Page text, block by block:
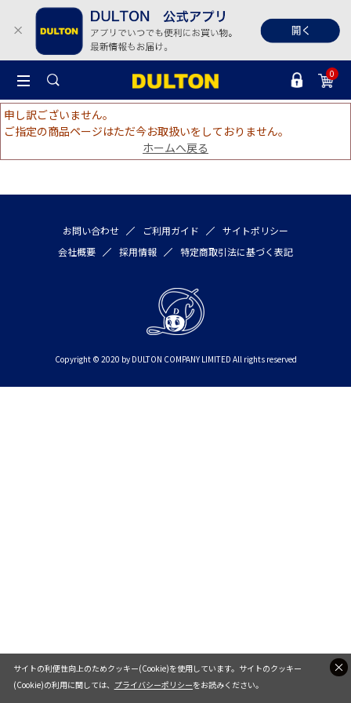
0
申し訳ございません。
ご指定の商品ページはただ今お取扱いをしておりません。
ホームへ戻る
お問い合わせ ご利用ガイド
サイトポリシー
会社概要
採用情報 特定商取引法に基づく表記
Copyright © 2020 by DULTON COMPANY LIMITED All rights reserved
サイトの利便性向上のためクッキー(Cookie)を使用しています。サイトのクッキー
(Cookie)の利用に関しては、 プライバシーポリシーをお読みください。